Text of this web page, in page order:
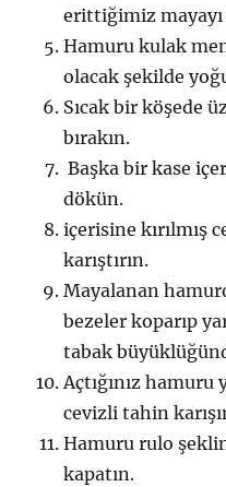
erittiğimiz
Hamuru kulak
olacak şekilde
Sıcak bir köşede
bırakın.
Başka bir kase
dökün.
içerisine kırılmış
karıştırın.
Mayalanan
bezeler koparıp
tabak
Açtığınız hamuru
cevizli tahin
Hamuru rulo
kapatın.